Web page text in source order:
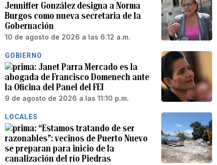
Jenniffer González designa a Norma
Burgos como nueva secretaria de la
Gobernación
10 de agosto de 2026 a las 6:12 a.m.
GOBIERNO
Janet Parra Mercado es la
abogada de Francisco Domenech ante
la Oficina del Panel del FEI
9 de agosto de 2026 a las 11:10 p.m.
LOCALES
“Estamos tratando de ser
razonables”: vecinos de Puerto Nuevo
se preparan para inicio de la
canalización del río Piedras